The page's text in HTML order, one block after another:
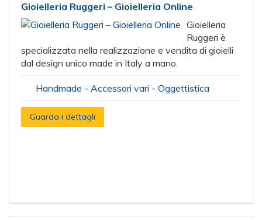
Gioielleria Ruggeri – Gioielleria Online
Gioielleria
Ruggeri è
specializzata nella realizzazione e vendita di gioielli
dal design unico made in Italy a mano.
Handmade - Accessori vari - Oggettistica
Guarda i dettagli